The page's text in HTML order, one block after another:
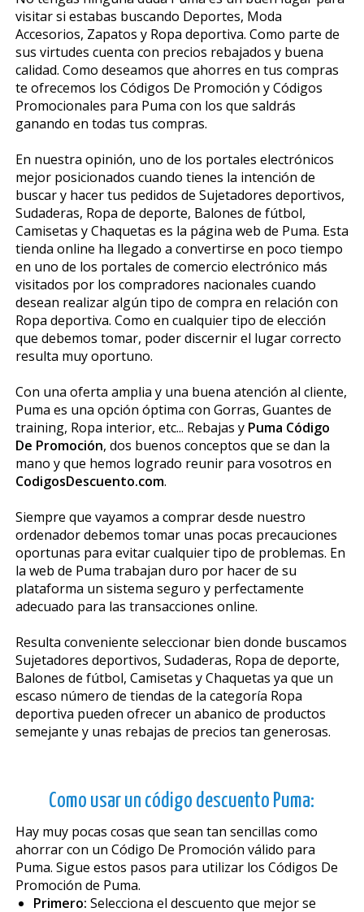
visitar si estabas buscando Deportes, Moda
Accesorios, Zapatos y Ropa deportiva. Como parte de
sus virtudes cuenta con precios rebajados y buena
calidad. Como deseamos que ahorres en tus compras
te ofrecemos los Códigos De Promoción y Códigos
Promocionales para Puma con los que saldrás
ganando en todas tus compras.
En nuestra opinión, uno de los portales electrónicos
mejor posicionados cuando tienes la intención de
buscar y hacer tus pedidos de Sujetadores deportivos,
Sudaderas, Ropa de deporte, Balones de fútbol,
Camisetas y Chaquetas es la página web de Puma. Esta
tienda online ha llegado a convertirse en poco tiempo
en uno de los portales de comercio electrónico más
visitados por los compradores nacionales cuando
desean realizar algún tipo de compra en relación con
Ropa deportiva. Como en cualquier tipo de elección
que debemos tomar, poder discernir el lugar correcto
resulta muy oportuno.
Con una oferta amplia y una buena atención al cliente,
Puma es una opción óptima con Gorras, Guantes de
training, Ropa interior, etc... Rebajas y Puma Código
De Promoción, dos buenos conceptos que se dan la
mano y que hemos logrado reunir para vosotros en
CodigosDescuento.com.
Siempre que vayamos a comprar desde nuestro
ordenador debemos tomar unas pocas precauciones
oportunas para evitar cualquier tipo de problemas. En
la web de Puma trabajan duro por hacer de su
plataforma un sistema seguro y perfectamente
adecuado para las transacciones online.
Resulta conveniente seleccionar bien donde buscamos
Sujetadores deportivos, Sudaderas, Ropa de deporte,
Balones de fútbol, Camisetas y Chaquetas ya que un
escaso número de tiendas de la categoría Ropa
deportiva pueden ofrecer un abanico de productos
semejante y unas rebajas de precios tan generosas.
Como usar un código descuento Puma:
Hay muy pocas cosas que sean tan sencillas como
ahorrar con un Código De Promoción válido para
Puma. Sigue estos pasos para utilizar los Códigos De
Promoción de Puma.
Primero: Selecciona el descuento que mejor se